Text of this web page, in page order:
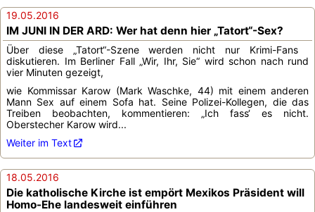
19.05.2016
IM JUNI IN DER ARD: Wer hat denn hier „Tatort“-Sex?
Über diese „Tatort“-Szene werden nicht nur Krimi-Fans
diskutieren. Im Berliner Fall „Wir, Ihr, Sie“ wird schon nach rund
vier Minuten gezeigt,
wie Kommissar Karow (Mark Waschke, 44) mit einem anderen
Mann Sex auf einem Sofa hat. Seine Polizei-Kollegen, die das
Treiben beobachten, kommentieren: „Ich fass‘ es nicht.
Oberstecher Karow wird...
Weiter im Text
18.05.2016
Die katholische Kirche ist empört Mexikos Präsident will
Homo-Ehe landesweit einführen